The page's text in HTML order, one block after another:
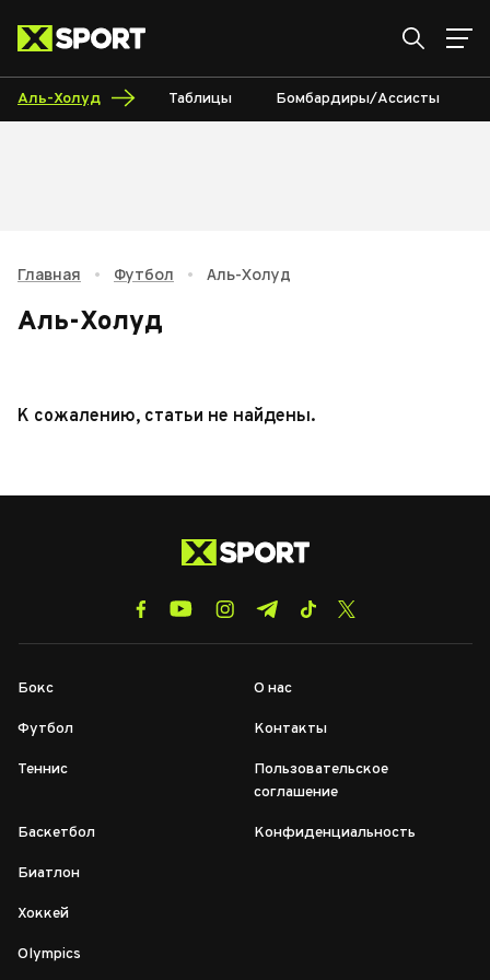
Аль-Холуд Таблицы Бомбардиры/Ассисты
Главная • Футбол • Аль-Холуд
Аль-Холуд
К сожалению, статьи не найдены.
Бокс
Футбол
Теннис
Баскетбол
Биатлон
Хоккей
Olympics
О нас
Контакты
Пользовательское
соглашение
Конфиденциальность